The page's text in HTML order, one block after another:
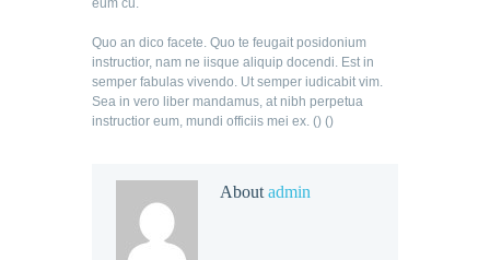
eum cu.
Quo an dico facete. Quo te feugait posidonium
instructior, nam ne iisque aliquip docendi. Est in
semper fabulas vivendo. Ut semper iudicabit vim.
Sea in vero liber mandamus, at nibh perpetua
instructior eum, mundi officiis mei ex. () ()
Aboutadmin